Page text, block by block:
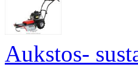
Aukstos-